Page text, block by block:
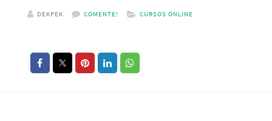
DEKPEK COMENTE! CURSOS ONLINE